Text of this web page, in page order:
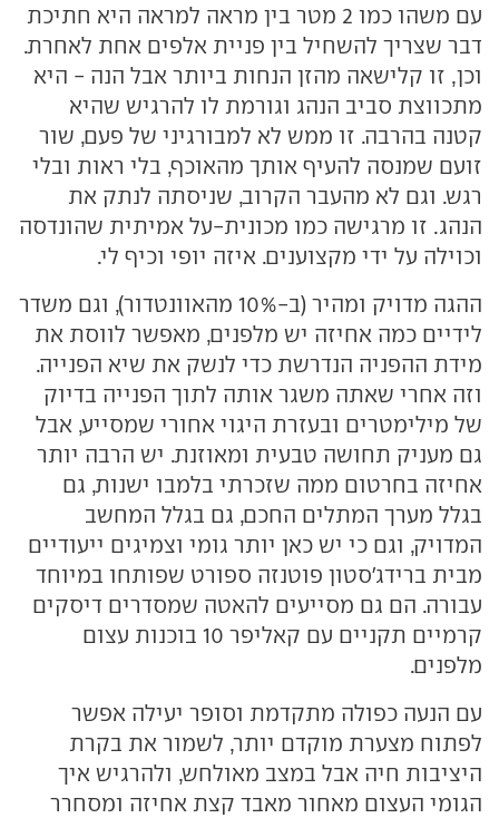
עם משהו כמו 2 מטר בין מראה למראה היא חתיכת
דבר שצריך להשחיל בין פניית אלפים אחת לאחרת.
וכן, זו קלישאה מהזן הנחות ביותר אבל הנה - היא
מתכווצת סביב הנהג וגורמת לו להרגיש שהיא
קטנה בהרבה. זו ממש לא למבורגיני של פעם, שור
זועם שמנסה להעיף אותך מהאוכף, בלי ראות ובלי
רגש. וגם לא מהעבר הקרוב, שניסתה לנתק את
הנהג. זו מרגישה כמו מכונית-על אמיתית שהונדסה
וכוילה על ידי מקצוענים. איזה יופי וכיף לי.
ההגה מדויק ומהיר (ב-10% מהאוונטדור), וגם משדר
לידיים כמה אחיזה יש מלפנים, מאפשר לווסת את
מידת ההפניה הנדרשת כדי לנשק את שיא הפנייה.
וזה אחרי שאתה משגר אותה לתוך הפנייה בדיוק
של מילימטרים ובעזרת היגוי אחורי שמסייע, אבל
גם מעניק תחושה טבעית ומאוזנת. יש הרבה יותר
אחיזה בחרטום ממה שזכרתי בלמבו ישנות, גם
בגלל מערך המתלים החכם, גם בגלל המחשב
המדויק, וגם כי יש כאן יותר גומי וצמיגים ייעודיים
מבית ברידג'סטון פוטנזה ספורט שפותחו במיוחד
עבורה. הם גם מסייעים להאטה שמסדרים דיסקים
קרמיים תקניים עם קאליפר 10 בוכנות עצום
מלפנים.
עם הנעה כפולה מתקדמת וסופר יעילה אפשר
לפתוח מצערת מוקדם יותר, לשמור את בקרת
היציבות חיה אבל במצב מאולחש, ולהרגיש איך
הגומי העצום מאחור מאבד קצת אחיזה ומסחרר